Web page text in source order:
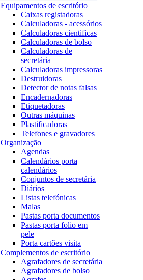
Equipamentos de escritório
Caixas registadoras
Calculadoras - acessórios
Calculadoras cientificas
Calculadoras de bolso
Calculadoras de
secretária
Calculadoras impressoras
Destruidoras
Detector de notas falsas
Encadernadoras
Etiquetadoras
Outras máquinas
Plastificadoras
Telefones e gravadores
Organização
Agendas
Calendários porta
calendários
Conjuntos de secretária
Diários
Listas telefónicas
Malas
Pastas porta documentos
Pastas porta folio em
pele
Porta cartões visita
Complementos de escritório
Agrafadores de secretária
Agrafadores de bolso